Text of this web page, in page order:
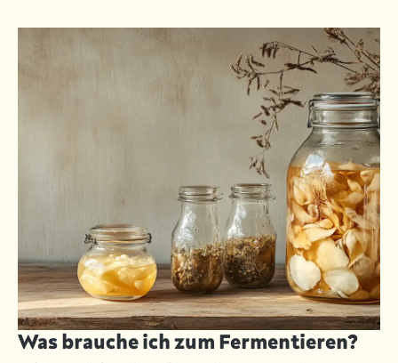
Was brauche ich zum Fermentieren?